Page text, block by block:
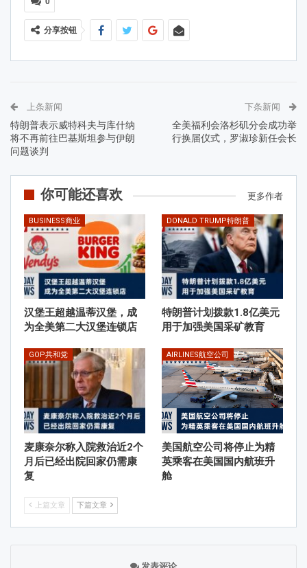
分享按钮
上条新闻
特朗普表示威特科夫与库什纳
将不再前往巴基斯坦参与伊朗
问题谈判
下条新闻
全美福利会洛杉矶分会成功举
行换届仪式，罗淑珍新任会长
你可能还喜欢 更多作者
BUSINESS商业
汉堡王超越温蒂汉堡，成
为全美第二大汉堡连锁店
DONALD TRUMP特朗普
特朗普计划拨款1.8亿美元
用于加强美国采矿教育
GOP共和党
麦康奈尔称入院救治近2个
月后已经出院回家仍需康
复
AIRLINES航空公司
美国航空公司将停止为精
英乘客在美国国内航班升
舱
上篇文章 下篇文章